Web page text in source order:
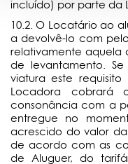
incluído) por parte da
10.2. O Locatário ao
a devolvê-lo com
relativamente aquela
de levantamento.
viatura este
Locadora cobrará
consonância com a
entregue no
acrescido do valor
de acordo com as
de Aluguer, do